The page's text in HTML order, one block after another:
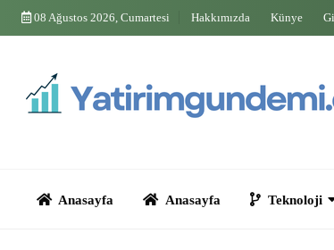
Skip
08 Ağustos 2026, Cumartesi Hakkımızda Künye